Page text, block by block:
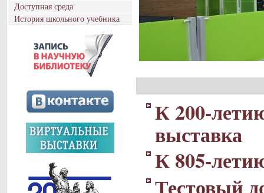
Доступная среда
История школьного учебника
К 200-
выставка
К 805-
Тестовый